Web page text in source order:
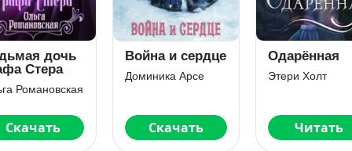
дочь
Стера
Романовская
Скачать
Война и сердце
Доминика Арсе
Скачать
Одарённая
Этери Холт
Читать